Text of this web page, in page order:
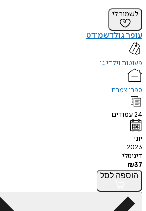
לשמור לי
עופר גולדשמידט
פעוטות וילדי גן
ספרי צמרת
24עמודים
יוני
2023
דיגיטלי
₪37
הוספה לסל